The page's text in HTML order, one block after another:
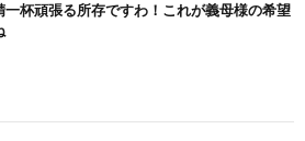
一杯頑張る所存ですわ！これが義母様の希望